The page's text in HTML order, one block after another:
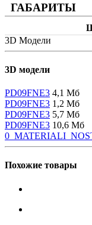
ГАБАРИТЫ
3D Модели
3D модели
PD09FNE3 4,1 Мб
PD09FNE3 1,2 Мб
PD09FNE3 5,7 Мб
PD09FNE3 10,6 Мб
Похожие товары